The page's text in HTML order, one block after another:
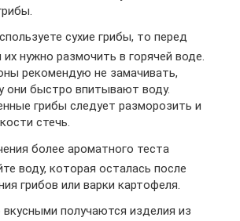
сухие грибы, то перед
нужно размочить в горячей воде.
рекомендую не замачивать,
они быстро впитывают воду.
грибы следует разморозить и
стечь.
более ароматного теста
воду, которая осталась после
грибов или варки картофеля.
получаются изделия из